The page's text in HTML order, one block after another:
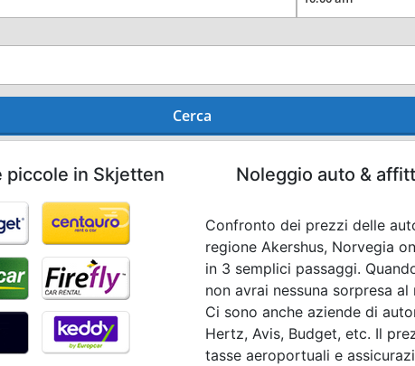
Cerca
piccole in Skjetten
Noleggio auto &
Confronto dei prezzi delle
regione Akershus, Norvegia
in 3 semplici passaggi.
non avrai nessuna sorpresa
Ci sono anche aziende di
Hertz, Avis, Budget, etc. Il
tasse aeroportuali e